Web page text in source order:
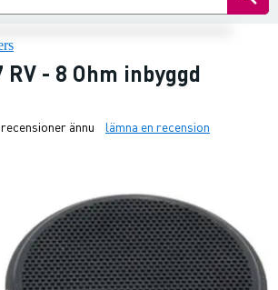
- 8 Ohm inbyggd
ännu lämna en recension